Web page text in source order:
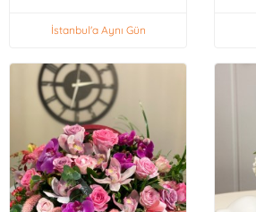
İstanbul'a Aynı Gün